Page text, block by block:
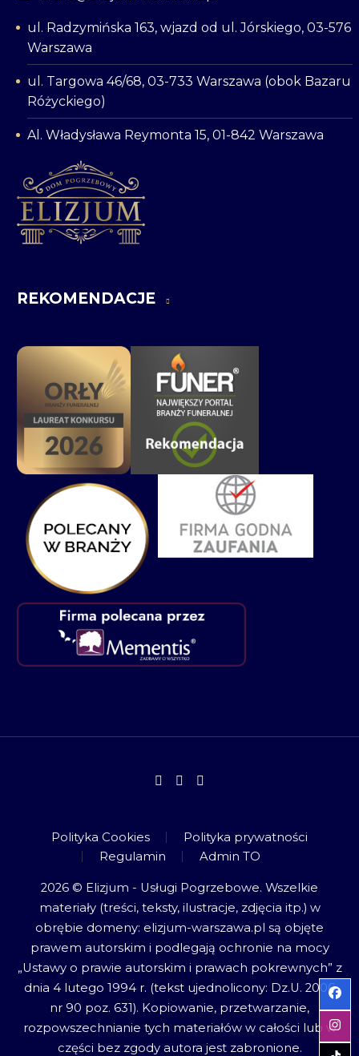
ul. Radzymińska 163, wjazd od ul. Jórskiego, 03-576
Warszawa
ul. Targowa 46/68, 03-733 Warszawa (obok Bazaru
Różyckiego)
Al. Władysława Reymonta 15, 01-842 Warszawa
REKOMENDACJE
Polityka Cookies
Polityka prywatności
Regulamin
Admin TO
2026 © Elizjum - Usługi Pogrzebowe. Wszelkie
materiały (treści, teksty, ilustracje, zdjęcia itp.) w
obrębie domeny: elizjum-warszawa.pl są objęte
prawem autorskim i podlegają ochronie na mocy
„Ustawy o prawie autorskim i prawach pokrewnych” z
dnia 4 lutego 1994 r. (tekst ujednolicony: Dz.U. 2006
nr 90 poz. 631). Kopiowanie, przetwarzanie,
rozpowszechnianie tych materiałów w całości lub w
części bez zgody autora jest zabronione.